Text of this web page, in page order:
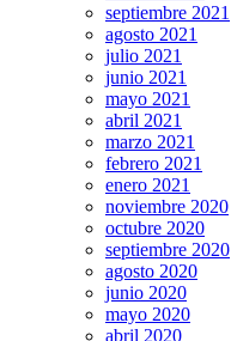
septiembre 2021
agosto 2021
julio 2021
junio 2021
mayo 2021
abril 2021
marzo 2021
febrero 2021
enero 2021
noviembre 2020
octubre 2020
septiembre 2020
agosto 2020
junio 2020
mayo 2020
abril 2020